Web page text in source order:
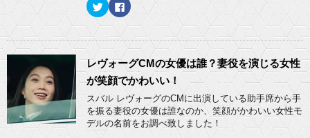
ク
リ
ク
し
w
i
t
t
e
r
で
共
有
F
a
e
o
k
で
共
有
す
る
に
は
ク
レヴォーグCMの女優は誰？妻役を演じる女性
が笑顔でかわいい！
スバル レヴォーグのCMに出演している助手席から手
を振る妻役の女優は誰なのか、笑顔がかわいい女性モ
デルの名前をお調べ致しました！